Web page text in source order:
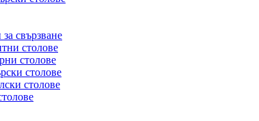
свързване
столове
столове
столове
столове